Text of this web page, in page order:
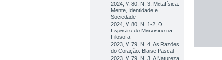
2024, V. 80, N. 3, Metafísica:
Mente, Identidade e
Sociedade
2024, V. 80, N. 1-2, O
Espectro do Marxismo na
Filosofia
2023, V. 79, N. 4, As Razões
do Coração: Blaise Pascal
2023, V. 79, N. 3, A Natureza